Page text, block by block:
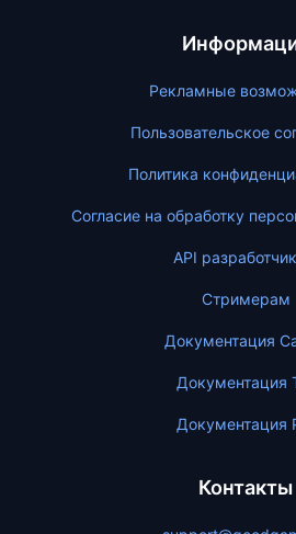
Рекламные
Пользовательское
Политика
Согласие на обработку
API
Стримерам
Документация
Документация
Документация
Контакты